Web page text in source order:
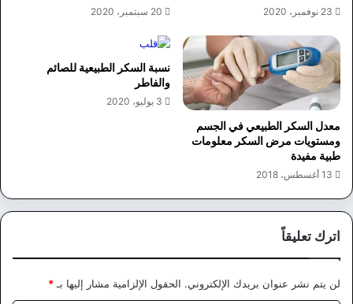
23 نوفمبر، 2020 20 سبتمبر، 2020
معدل السكر الطبيعي في الجسم
ومستويات مرض السكر معلومات
طبية مفيدة
13 أغسطس، 2018
نسبة السكر الطبيعية للصائم
والفاطر
3 يوليو، 2020
اترك تعليقاً
لن يتم نشر عنوان بريدك الإلكتروني. الحقول الإلزامية مشار إليها بـ *